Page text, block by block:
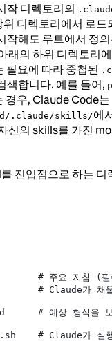
작 디렉토리의
디렉토리에서 로드
작해도 루트에서 정
래의 하위 디렉토리
필요에 따라 중첩된
색합니다. 예를 들어,
경우, Claude Code는
.claude/skills/에
신의 skills를 가진
를 진입점으로 하는 디
# 주요 지침 (필
# Claude가 채울
# 예상 형식을 보
# Claude가 실행